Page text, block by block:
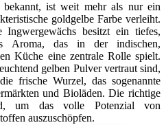
ist weit mehr als nur ein
goldgelbe Farbe verleiht.
Ingwergewächs besitzt ein tiefes,
Aroma, das in der indischen,
Küche eine zentrale Rolle spielt.
gelben Pulver vertraut sind,
frische Wurzel, das sogenannte
und Bioläden. Die richtige
um das volle Potenzial von
auszuschöpfen.